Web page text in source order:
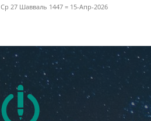
Ср 27 Шавваль 1447 = 15-Апр-2026